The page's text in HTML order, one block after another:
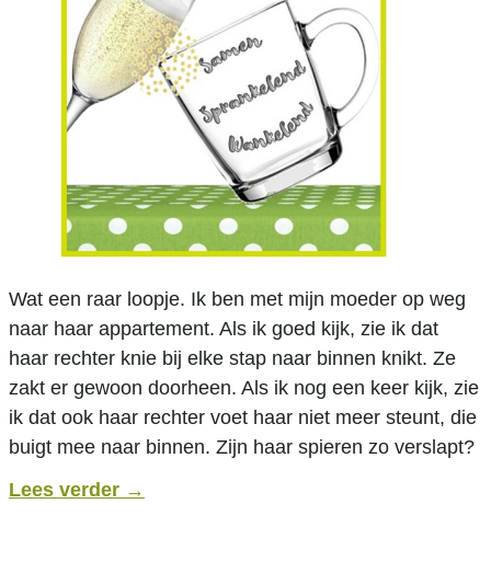
Wat een raar loopje. Ik ben met mijn moeder op weg
naar haar appartement. Als ik goed kijk, zie ik dat
haar rechter knie bij elke stap naar binnen knikt. Ze
zakt er gewoon doorheen. Als ik nog een keer kijk, zie
ik dat ook haar rechter voet haar niet meer steunt, die
buigt mee naar binnen. Zijn haar spieren zo verslapt?
Lees verder →